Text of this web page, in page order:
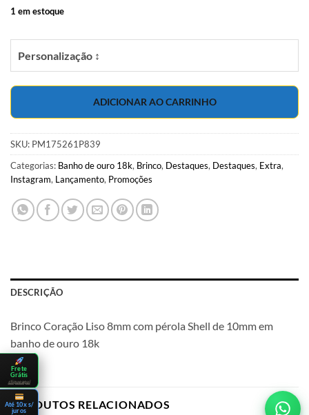
era:
R$44.00.
é:
1 em estoque
Personalização ↕
ADICIONAR AO CARRINHO
SKU: PM175261P839
Categorias: Banho de ouro 18k, Brinco, Destaques, Destaques, Extra,
Instagram, Lançamento, Promoções
DESCRIÇÃO
Brinco Coração Liso 8mm com pérola Shell de 10mm em
banho de ouro 18k
PRODUTOS RELACIONADOS
Frete
Grátis
clique aqui
Até 10x s/
juros